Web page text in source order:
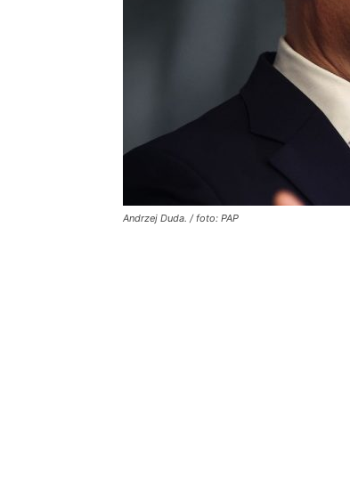
Andrzej Duda. / foto: PAP